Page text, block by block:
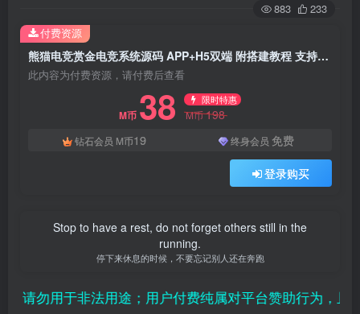
883 233
熊猫电竞赏金电竞系统源码 APP+H5双端 附搭建教程 支持运营级搭建
此内容为付费资源，请付费后查看
M币 38 限时特惠
M币198
钻石会员 M币19 终身会员 免费
登录购买
付费资源
Stop to have a rest, do not forget others still in the
running.
停下来休息的时候，不要忘记别人还在奔跑
勿用于非法用途；用户付费纯属对平台赞助行为，且虚